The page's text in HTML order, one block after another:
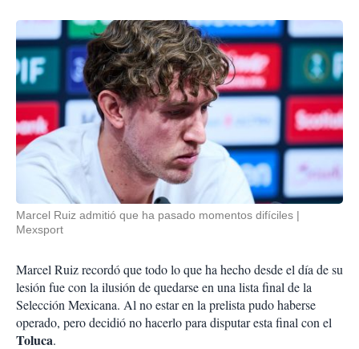
Marcel Ruiz admitió que ha pasado momentos difíciles
Mexsport
Marcel Ruiz recordó que todo lo que ha hecho desde el día de su
lesión fue con la ilusión de quedarse en una lista final de la
Selección Mexicana. Al no estar en la prelista pudo haberse
operado, pero decidió no hacerlo para disputar esta final con el
Toluca.